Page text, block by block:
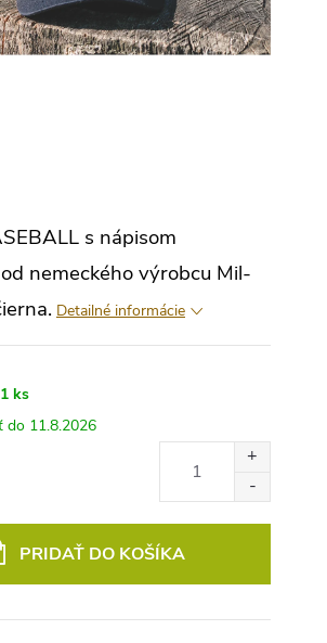
s nápisom
nemeckého výrobcu Mil-
Detailné informácie
ks
11.8.2026
PRIDAŤ DO KOŠÍKA